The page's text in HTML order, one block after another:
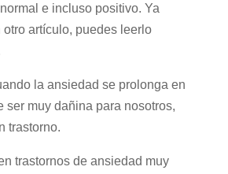
e incluso positivo. Ya
otro artículo, puedes leerlo
la ansiedad se prolonga en
ser muy dañina para nosotros,
trastorno.
trastornos de ansiedad muy